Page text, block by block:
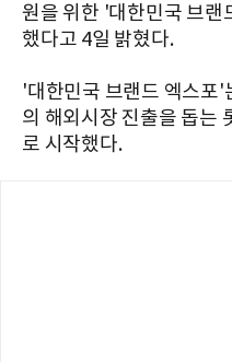
원을 위한 '대한민국 브랜
했다고 4일 밝혔다.
'대한민국 브랜드 엑스포'
의 해외시장 진출을 돕는
로 시작했다.